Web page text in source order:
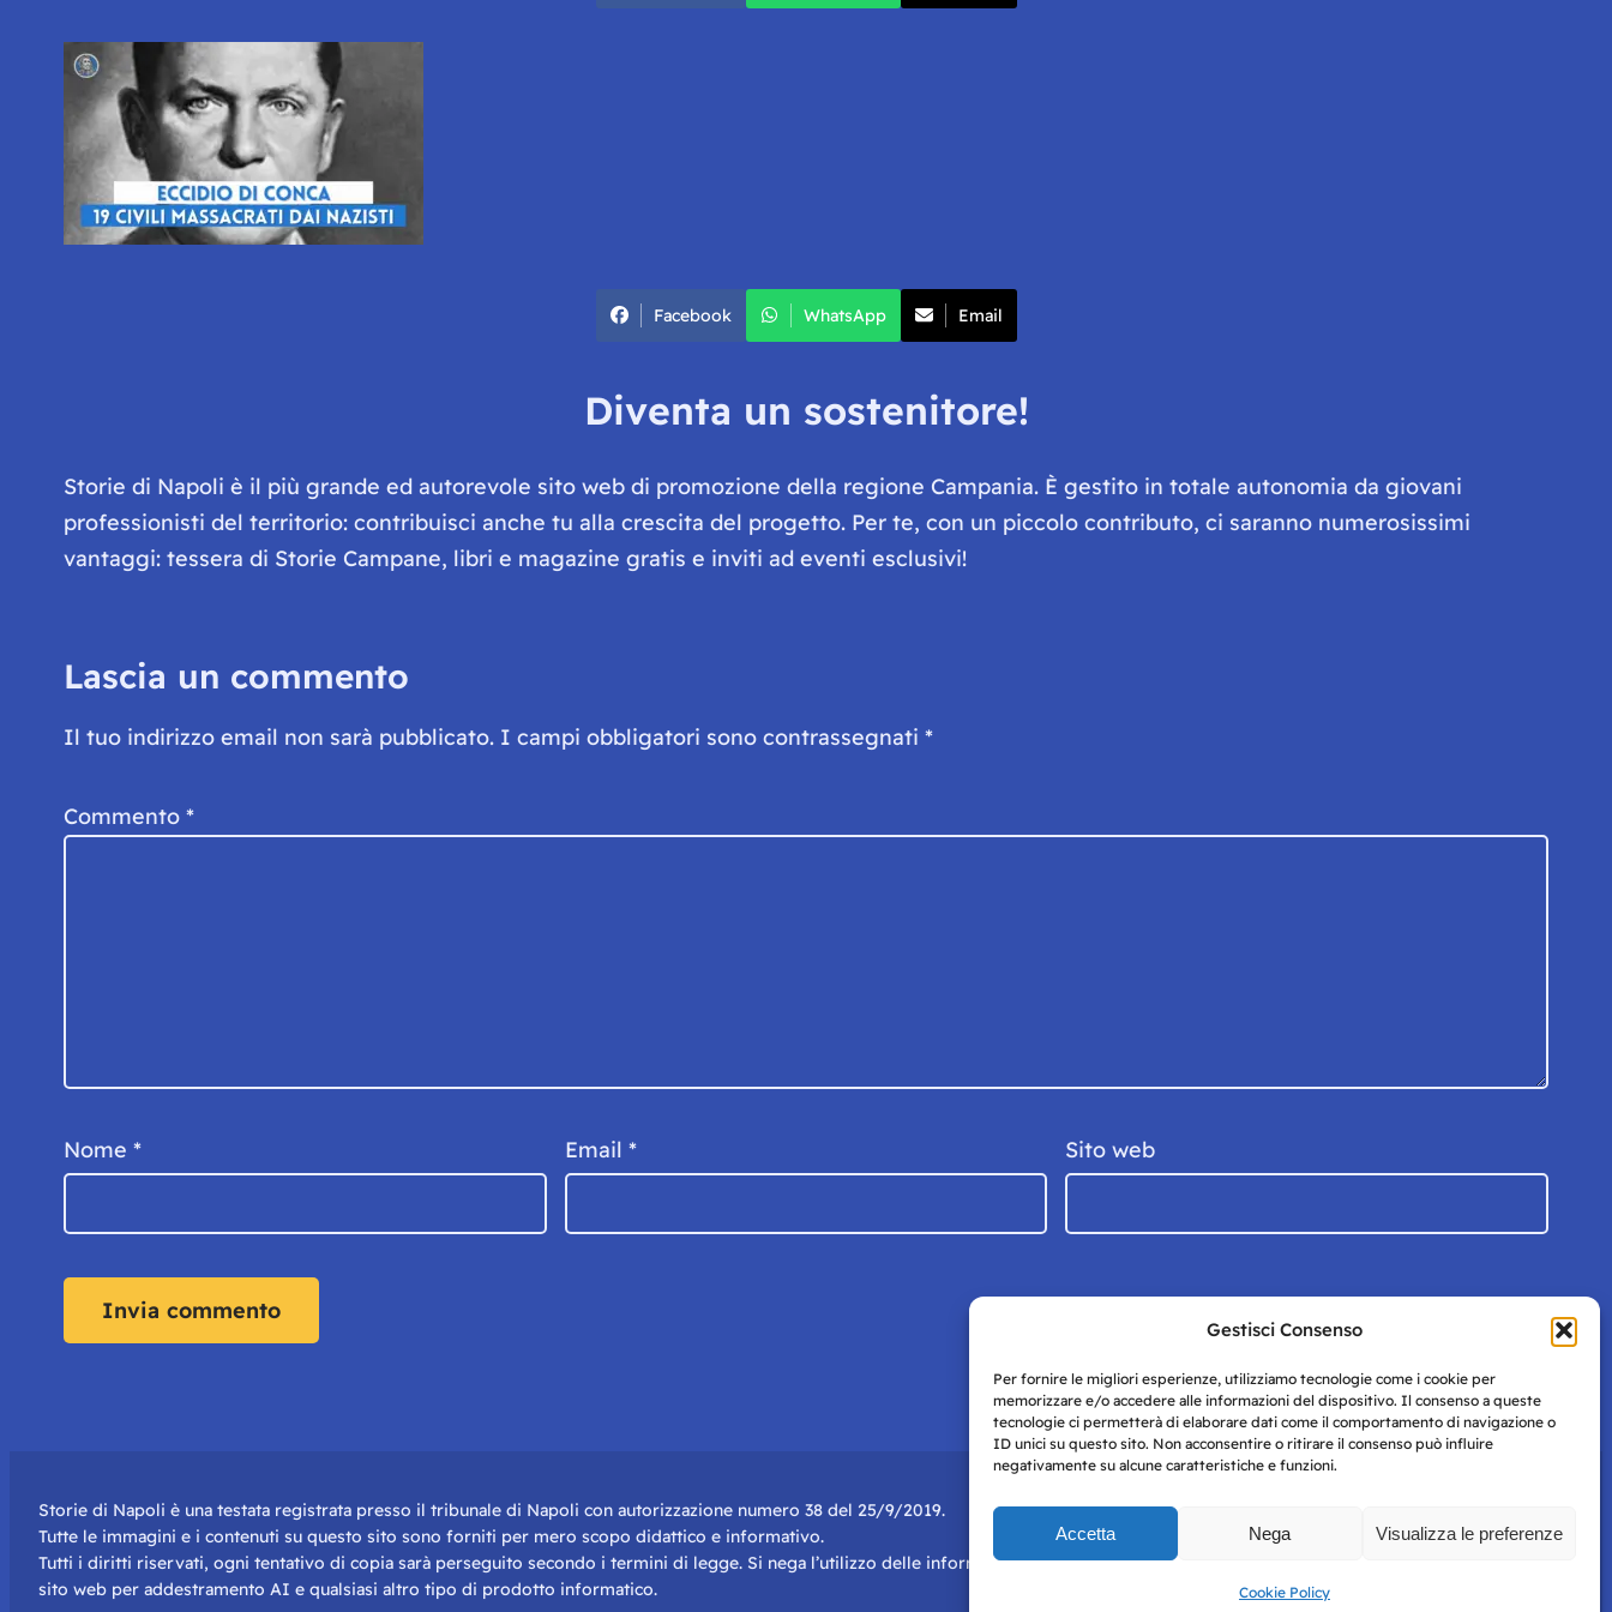
Gestisci Consenso
Per fornire le migliori esperienze, utilizziamo tecnologie come i cookie per
memorizzare e/o accedere alle informazioni del dispositivo. Il consenso a queste
tecnologie ci permetterà di elaborare dati come il comportamento di navigazione o
ID unici su questo sito. Non acconsentire o ritirare il consenso può influire
negativamente su alcune caratteristiche e funzioni.
Accetta Nega Visualizza le preferenze
Cookie Policy
Facebook WhatsApp Email
Diventa un sostenitore!
Storie di Napoli è il più grande ed autorevole sito web di promozione della regione Campania. È gestito in totale autonomia da giovani
professionisti del territorio: contribuisci anche tu alla crescita del progetto. Per te, con un piccolo contributo, ci saranno numerosissimi
vantaggi: tessera di Storie Campane, libri e magazine gratis e inviti ad eventi esclusivi!
Lascia un commento
Il tuo indirizzo email non sarà pubblicato. I campi obbligatori sono contrassegnati *
Commento *
Nome * Email * Sito web
Storie di Napoli è una testata registrata presso il tribunale di Napoli con autorizzazione numero 38 del 25/9/2019.
Tutte le immagini e i contenuti su questo sito sono forniti per mero scopo didattico e informativo.
Tutti i diritti riservati, ogni tentativo di copia sarà perseguito secondo i termini di legge. Si nega l’utilizzo delle informazioni in questo
sito web per addestramento AI e qualsiasi altro tipo di prodotto informatico.
Policy